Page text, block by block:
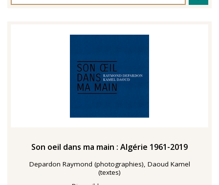
Son oeil dans ma main : Algérie 1961-2019
Depardon Raymond (photographies), Daoud Kamel
(textes)